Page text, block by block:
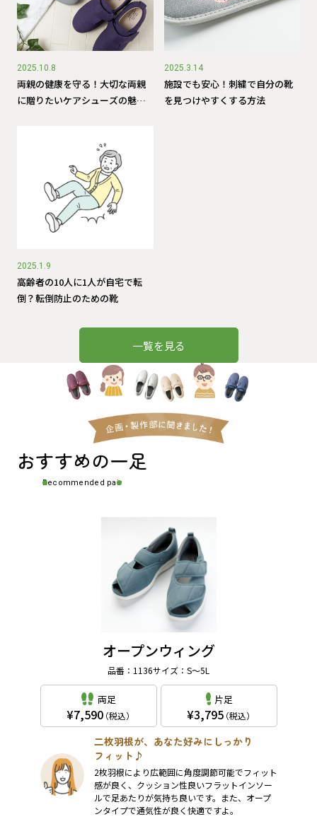
2025.10.8
両親の健康を守る！大切な両親
に贈りたいケアシューズの魅力
2025.3.14
施設でも安心！刺繍で自分の靴
を見つけやすくする方法
2025.1.9
高齢者の10人に1人が自宅で転
倒？転倒防止のための靴
一覧を見る
おすすめの一足
Recommended pair
オープンウィング
品番：1136サイズ：S～5L
両足
7,590 （税込）
片足
3,795 （税込）
二枚羽根が、あなた好みにしっかり
フィット♪
2枚羽根により広範囲に角度調節可能でフィット
感が良く、クッション性良いフラットインソー
ルで足あたりが気持ち良いです。また、オープ
ンタイプで通気性が良く快適ですよ。